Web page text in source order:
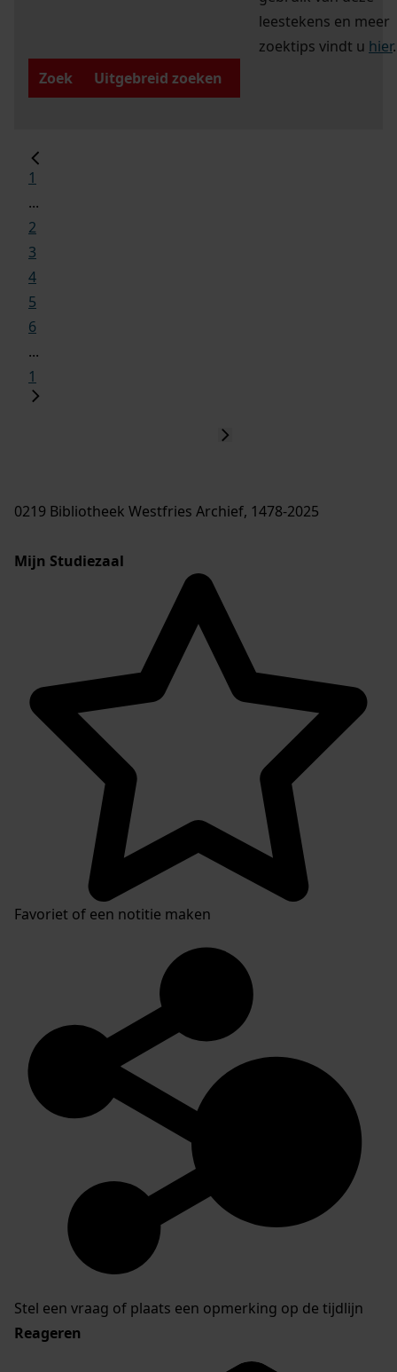
leestekens en meer
zoektips vindt u hier.
Zoek
Uitgebreid zoeken
1
...
2
3
4
5
6
...
1
0219 Bibliotheek Westfries Archief, 1478-2025
Mijn Studiezaal
Favoriet of een notitie maken
Stel een vraag of plaats een opmerking op de tijdlijn
Reageren